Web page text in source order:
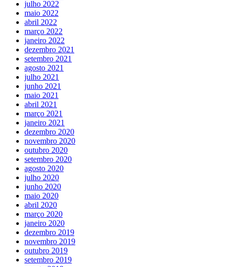
julho 2022
maio 2022
abril 2022
março 2022
janeiro 2022
dezembro 2021
setembro 2021
agosto 2021
julho 2021
junho 2021
maio 2021
abril 2021
março 2021
janeiro 2021
dezembro 2020
novembro 2020
outubro 2020
setembro 2020
agosto 2020
julho 2020
junho 2020
maio 2020
abril 2020
março 2020
janeiro 2020
dezembro 2019
novembro 2019
outubro 2019
setembro 2019